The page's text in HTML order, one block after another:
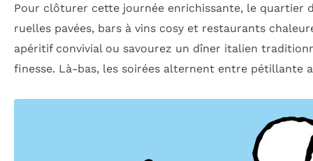
Pour clôturer cette journée enrichissante, le quartier
ruelles pavées, bars à vins cosy et restaurants
apéritif convivial ou savourez un dîner italien
finesse. Là-bas, les soirées alternent entre pétillante